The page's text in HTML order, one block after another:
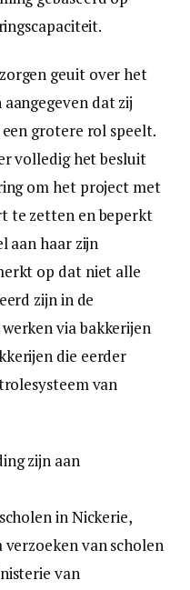
geuit over het
dat zij
grotere rol speelt.
volledig het besluit
om het project met
te zetten en beperkt
aan haar zijn
op dat niet alle
zijn in de
via bakkerijen
die eerder
van
zijn aan
in Nickerie,
verzoeken van scholen
van